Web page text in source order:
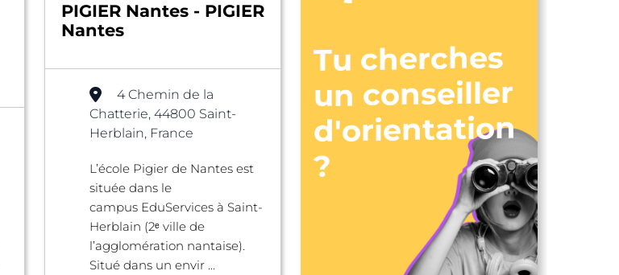
PIGIER Nantes - PIGIER
Nantes
4 Chemin de la
Chatterie, 44800 Saint-
Herblain, France
L’école Pigier de Nantes est
située dans le
campus EduServices à Saint-
Herblain (2ᵉ ville de
l’agglomération nantaise).
Situé dans un envir ...
Tu cherches
un conseiller
d'orientation
?